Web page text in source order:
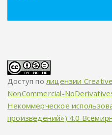
Доступ полицензии
NonCommercial-
Некоммерческое
произведений») 4.0